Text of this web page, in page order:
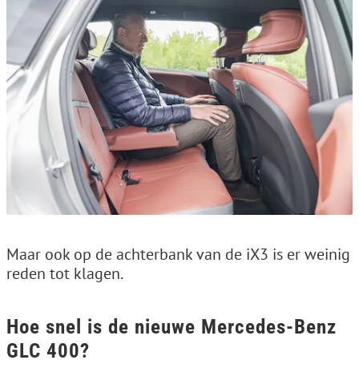
Maar ook op de achterbank van de iX3 is er weinig
reden tot klagen.
Hoe snel is de nieuwe Mercedes-Benz
GLC 400?